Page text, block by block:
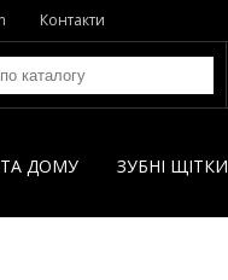
Контакти
ТА ДОМУ ЗУБНІ ЩІТКИ